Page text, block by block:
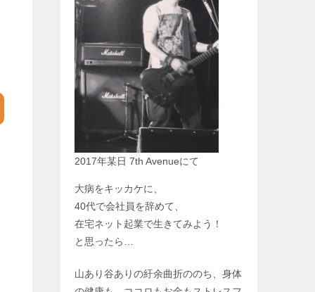
2017年某日 7th Avenueにて
大病をキッカケに、
40代で会社員を辞めて、
在宅ネット起業で生きてみよう！
と思ったら…
山あり谷ありの紆余曲折ののち、身体